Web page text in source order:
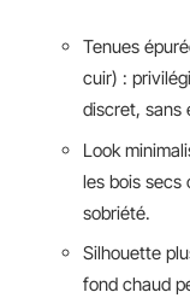
Tenues
cuir) :
discret, sans
Look
les bois secs
sobriété.
Silhouette
fond chaud